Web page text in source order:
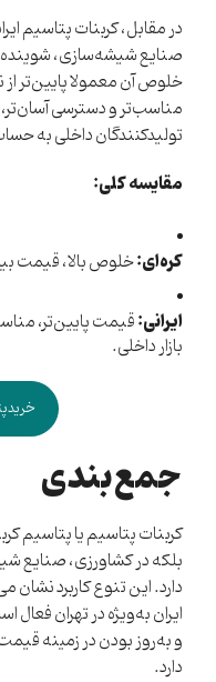
در مقابل، کربنات پتاسیم
صنایع شیشه‌سازی،
خلوص آن معمولا پایین‌تر
مناسب‌تر و دسترسی آسان‌تر،
تولیدکنندگان داخلی به
مقایسه کلی:
کره‌ای:خلوص بالا، قیمت
ایرانی:قیمت پایین‌تر،
بازار داخلی.
جمع‌بندی
کربنات پتاسیم یا پتاسیم
بلکه در کشاورزی، صنایع
دارد. این تنوع کاربرد نشان
ایران به‌ویژه در تهران
و به‌روز بودن در زمینه
دارد.